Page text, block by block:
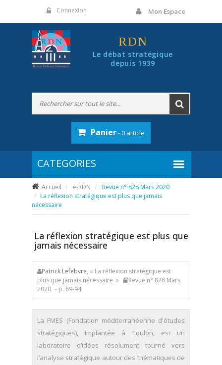
Connexion Mon Espace
RDN
Le débat stratégique
depuis 1939
Panier- 0 article
Accueil e-RDN
Revue n° 828 Mars 2020
La réflexion stratégique est plus que jamais
nécessaire
La réflexion stratégique est plus que
jamais nécessaire
Patrick Lefebvre, « La réflexion stratégique est
plus que jamais nécessaire »
Revue n° 828 Mars
2020 - p. 89-94
La FMES (Fondation méditerranéenne d'études
stratégiques), implantée à Toulon, est un
laboratoire d’idées résolument tourné vers
l’analyse stratégique autour des thématiques de